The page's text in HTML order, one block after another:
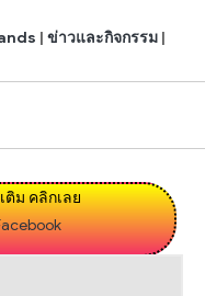
| ข่าวและกิจกรรม |
ม คลิกเลย